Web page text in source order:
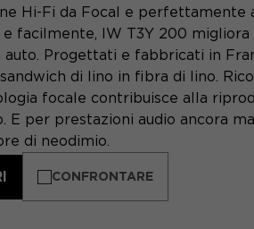
Hi-Fi da Focal e perfettamente
facilmente, IW T3Y 200
auto. Progettati e fabbricati in
di lino in fibra di lino.
focale contribuisce alla
E per prestazioni audio ancora
di neodimio.
CONFRONTARE